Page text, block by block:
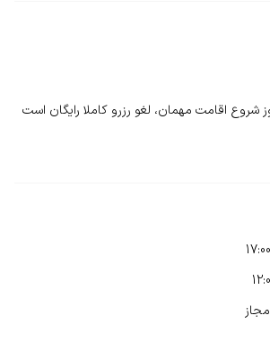
روز شروع اقامت مهمان، لغو رزرو کاملا رایگان است
17:00